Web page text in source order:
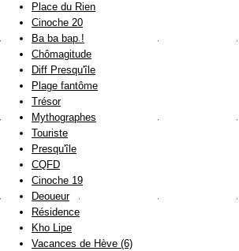
Place du Rien
Cinoche 20
Ba ba bap !
Chômagitude
Diff Presqu'île
Plage fantôme
Trésor
Mythographes
Touriste
Presqu'île
CQFD
Cinoche 19
Deoueur
Résidence
Kho Lipe
Vacances de Hève (6)